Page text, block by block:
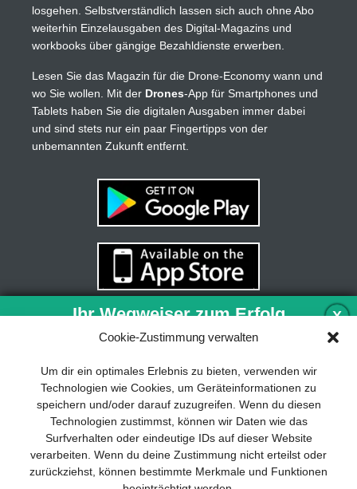
Cookie-Zustimmung verwalten
Um dir ein optimales Erlebnis zu bieten, verwenden wir
Technologien wie Cookies, um Geräteinformationen zu
speichern und/oder darauf zuzugreifen. Wenn du diesen
Technologien zustimmst, können wir Daten wie das
Surfverhalten oder eindeutige IDs auf dieser Website
verarbeiten. Wenn du deine Zustimmung nicht erteilst oder
zurückziehst, können bestimmte Merkmale und Funktionen
losgehen. Selbstverständlich lassen sich auch ohne Abo
weiterhin Einzelausgaben des Digital-Magazins und
workbooks über gängige Bezahldienste erwerben.
Lesen Sie das Magazin für die Drone-Economy wann und
wo Sie wollen. Mit der Drones-App für Smartphones und
Tablets haben Sie die digitalen Ausgaben immer dabei
und sind stets nur ein paar Fingertipps von der
unbemannten Zukunft entfernt.
X
Ihr Wegweiser zum Erfolg
nachhaltigen Geschäftsmodells sind für
jedes Unternehmen unverzichtbar. Das
Business Model Canvas hilft, sich dabei
auf das Wesentliche zu konzentrieren
und stets im Blick zu behalten, worauf es
wirklich ankommt.